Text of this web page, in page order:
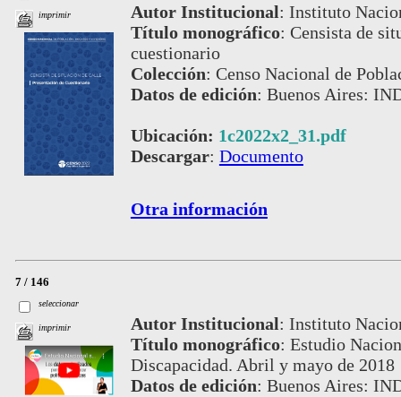
imprimir Autor Institucional: Instituto
Título monográfico: Censista de
cuestionario
Colección: Censo Nacional de
Datos de edición: Buenos Aires:
Ubicación: 1c2022x2_31.pdf
Descargar: Documento
Otra información
7 / 146
seleccionar
imprimir Autor Institucional: Instituto
Título monográfico: Estudio
Discapacidad. Abril y mayo de 2018
Datos de edición: Buenos Aires: